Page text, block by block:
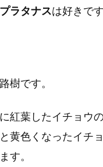
ラタナスは好きです
樹です。
紅葉したイチョウ
黄色くなったイチ
す。